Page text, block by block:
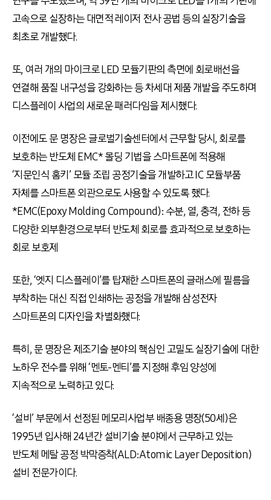
고속으로 실장하는 대면적 레이저 전사 공법 등의 실장기술을
최초로 개발했다.
또, 여러 개의 마이크로 LED 모듈기판의 측면에 회로배선을
연결해 품질 내구성을 강화하는 등 차세대 제품 개발을 주도하며
디스플레이 사업의 새로운 패러다임을 제시했다.
이전에도 문 명장은 글로벌기술센터에서 근무할 당시, 회로를
보호하는 반도체 EMC* 몰딩 기법을 스마트폰에 적용해
‘지문인식 홈키’ 모듈 조립 공정기술을 개발하고 IC 모듈부품
자체를 스마트폰 외관으로도 사용할 수 있도록 했다.
*EMC(Epoxy Molding Compound): 수분, 열, 충격, 전하 등
다양한 외부환경으로부터 반도체 회로를 효과적으로 보호하는
회로 보호제
또한, ‘엣지 디스플레이’를 탑재한 스마트폰의 글래스에 필름을
부착하는 대신 직접 인쇄하는 공정을 개발해 삼성전자
스마트폰의 디자인을 차별화했다.
특히, 문 명장은 제조기술 분야의 핵심인 고밀도 실장기술에 대한
노하우 전수를 위해 ‘멘토-멘티’를 지정해 후임 양성에
지속적으로 노력하고 있다.
‘설비’ 부문에서 선정된 메모리사업부 배종용 명장(50세)은
1995년 입사해 24년간 설비기술 분야에서 근무하고 있는
반도체 메탈 공정 박막증착(ALD:Atomic Layer Deposition)
설비 전문가이다.